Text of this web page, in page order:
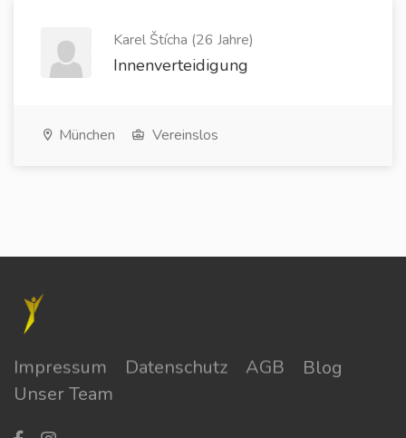
Karel Štícha (26 Jahre)
Innenverteidigung
München Vereinslos
Impressum Datenschutz AGB
Blog
Unser Team